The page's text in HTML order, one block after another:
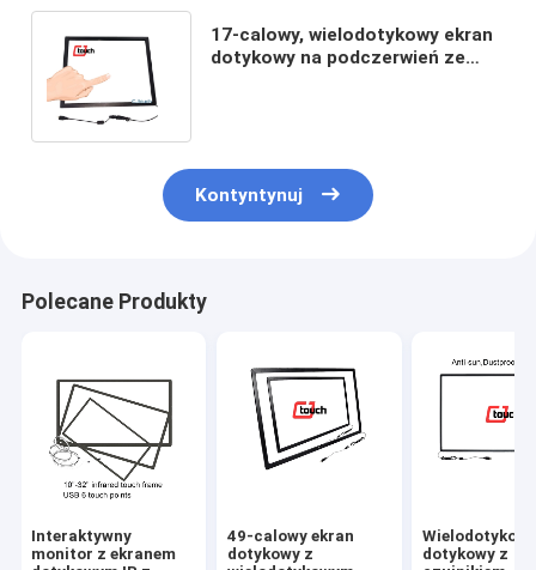
17-calowy, wielodotykowy ekran
dotykowy na podczerwień ze
Kontyntynuj
Polecane Produkty
Interaktywny
monitor z ekranem
49-calowy ekran
dotykowy z
dotykowy z